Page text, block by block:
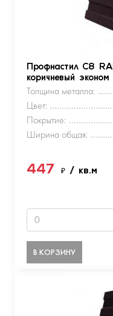
Профнастил С8
коричневый эконом
Толщина металла:
Цвет:
Покрытие:
Ширина общая:
447 ₽ / кв.м
В КОРЗИНУ